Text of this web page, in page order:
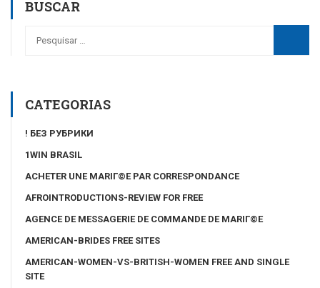
BUSCAR
CATEGORIAS
! БЕЗ РУБРИКИ
1WIN BRASIL
ACHETER UNE MARIГ©E PAR CORRESPONDANCE
AFROINTRODUCTIONS-REVIEW FOR FREE
AGENCE DE MESSAGERIE DE COMMANDE DE MARIГ©E
AMERICAN-BRIDES FREE SITES
AMERICAN-WOMEN-VS-BRITISH-WOMEN FREE AND SINGLE
SITE